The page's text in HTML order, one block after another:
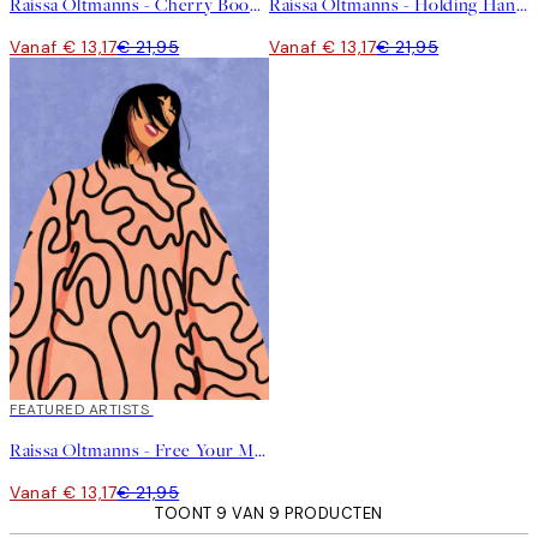
Raissa Oltmanns - Cherry Boobs Poster
Vanaf € 13,17€ 21,95
Raissa Oltmanns - Holding Hands Poster
Vanaf € 13,17€ 21,95
40%*
FEATURED ARTISTS
Raissa Oltmanns - Free Your Mind Poster
Vanaf € 13,17€ 21,95
TOONT 9 VAN 9 PRODUCTEN